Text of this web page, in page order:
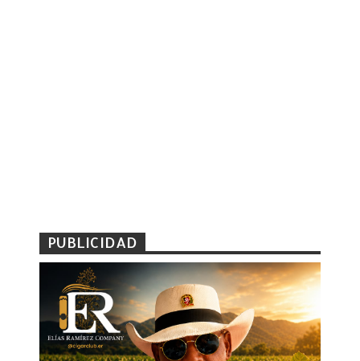
PUBLICIDAD